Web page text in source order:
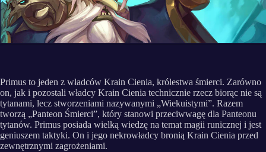
Primus to jeden z władców Krain Cienia, królestwa śmierci. Zarówno
on, jak i pozostali władcy Krain Cienia technicznie rzecz biorąc nie są
tytanami, lecz stworzeniami nazywanymi „Wiekuistymi”. Razem
tworzą „Panteon Śmierci”, który stanowi przeciwwagę dla Panteonu
tytanów. Primus posiada wielką wiedzę na temat magii runicznej i jest
geniuszem taktyki. On i jego nekrowładcy bronią Krain Cienia przed
zewnętrznymi zagrożeniami.